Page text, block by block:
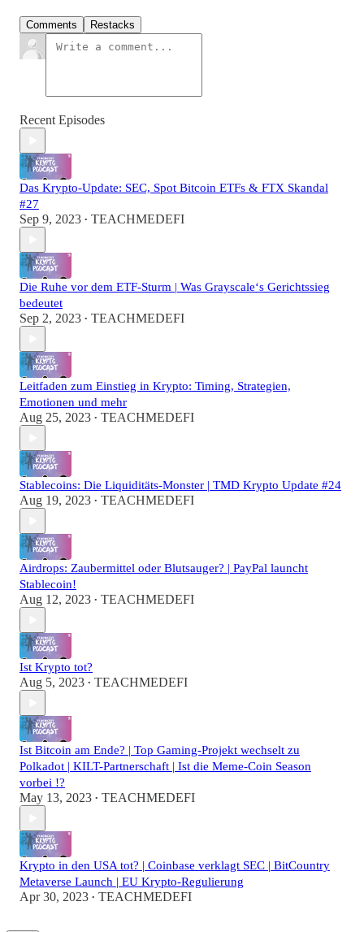
Comments Restacks
Recent Episodes
Das Krypto-Update: SEC, Spot Bitcoin ETFs & FTX Skandal
#27
Sep 9, 2023 • TEACHMEDEFI
Die Ruhe vor dem ETF-Sturm | Was Grayscale‘s Gerichtssieg
bedeutet
Sep 2, 2023 • TEACHMEDEFI
Leitfaden zum Einstieg in Krypto: Timing, Strategien,
Emotionen und mehr
Aug 25, 2023 • TEACHMEDEFI
Stablecoins: Die Liquiditäts-Monster | TMD Krypto Update #24
Aug 19, 2023 • TEACHMEDEFI
Airdrops: Zaubermittel oder Blutsauger? | PayPal launcht
Stablecoin!
Aug 12, 2023 • TEACHMEDEFI
Ist Krypto tot?
Aug 5, 2023 • TEACHMEDEFI
Ist Bitcoin am Ende? | Top Gaming-Projekt wechselt zu
Polkadot | KILT-Partnerschaft | Ist die Meme-Coin Season
vorbei !?
May 13, 2023 • TEACHMEDEFI
Krypto in den USA tot? | Coinbase verklagt SEC | BitCountry
Metaverse Launch | EU Krypto-Regulierung
Apr 30, 2023 • TEACHMEDEFI